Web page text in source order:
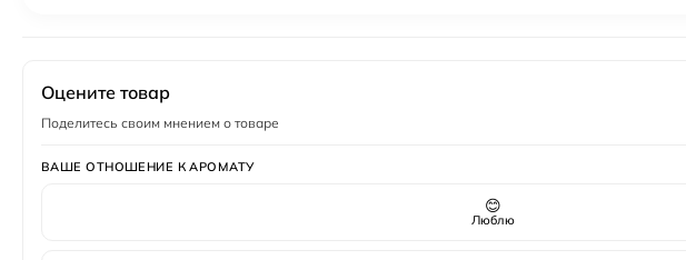
Оцените товар
Поделитесь своим мнением о товаре
ВАШЕ ОТНОШЕНИЕ К АРОМАТУ
😊
Люблю